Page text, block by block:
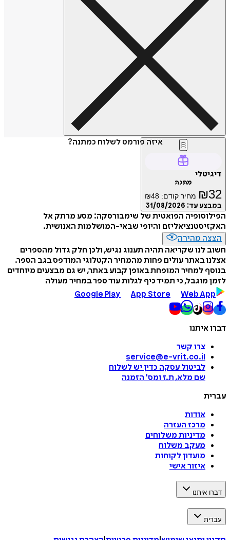
איזה פורמט לשלוח כמתנה?
דיגיטלי
מתנה
₪32 מחיר קודם: ₪48
במבצע עד: 31/08/2026
הפילוסופיה הפואטית של שימבורסקה: מסע מרתק אל
האקזיסטנציאליזם והיופי שבאי-המושלמות האנושית.
הצצה מהירה
חשוב לנו שקריאה תהיה תענוג נגיש, ולכן חלק גדול מהספרים
אצלנו באתר עולים פחות מהמחיר הקטלוגי המודפס בגב הספר.
בנוסף למחיר המופחת באופן קבוע באתר, יש גם מבצעים מיוחדים
לזמן מוגבל, כי תמיד כיף לגלות עוד ספר במחיר מעולה
Google Play
App Store Web App
דברו איתנו
צרו קשר
service@e-vrit.co.il
לביטול עסקה כדין יש לשלוח
שם מלא, ת.ז ומס' הזמנה
עברית
אודות
מרכז העזרה
מדיניות משלוחים
מעקב משלוח
מועדון לקוחות
איזור אישי
דברו איתנו
עברית